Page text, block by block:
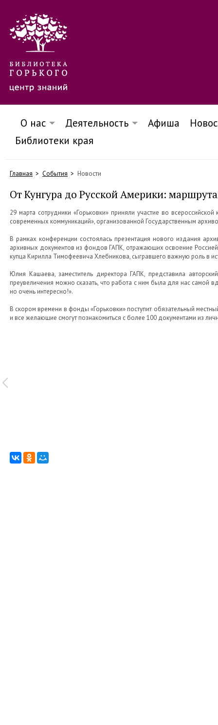
О нас Деятельность Афиша
Библиотеки края
Главная События Новости
От Кунгура до Русской Америки:
29 марта сотрудники «Горьковки» приняли участие во
современных коммуникаций», организованной Государственным
В рамках конференции состоялась презентация нового издания
архивных документов из фондов ГАПК, отражающих освоение Россией
купца Кирилла Тимофеевича Хлебникова, сыгравшего важную роль в
Юлия Кашаева, заместитель директора ГАПК, представила
преувеличения можно сказать, что работа с ним была для нас самой
но очень интересно!».
В скором времени в фонды «Горьковки» поступит обязательный
и все желающие смогут познакомиться с более 100 документами из